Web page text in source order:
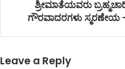
ಶ್ರೀಮಾತೆಯವರು
ಗೌರವಾದರಗಳು ಸ್ಮರಣೇಯ
Leave a Reply